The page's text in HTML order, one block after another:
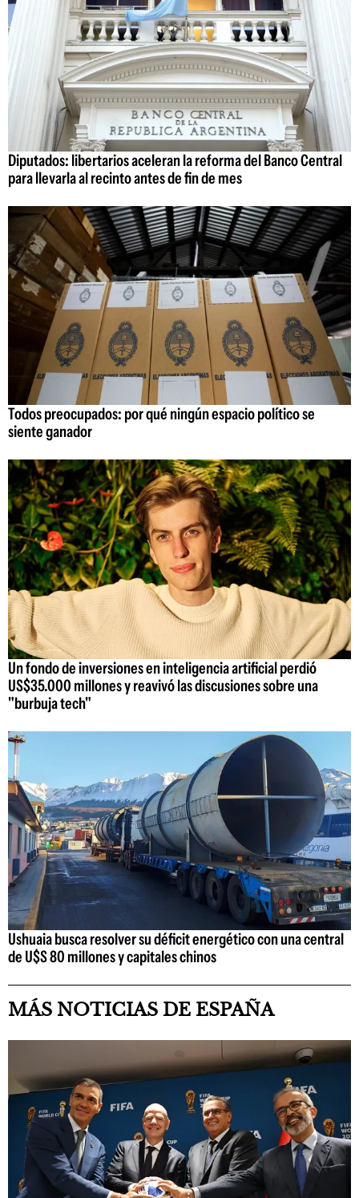
Diputados: libertarios aceleran la reforma del Banco Central
para llevarla al recinto antes de fin de mes
Todos preocupados: por qué ningún espacio político se
siente ganador
Un fondo de inversiones en inteligencia artificial perdió
US$35.000 millones y reavivó las discusiones sobre una
"burbuja tech"
Ushuaia busca resolver su déficit energético con una central
de U$S 80 millones y capitales chinos
MÁS NOTICIAS DE ESPAÑA